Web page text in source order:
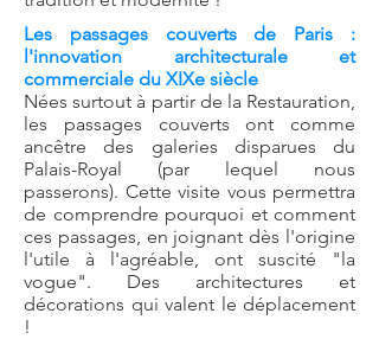
Les passages couverts de Paris :
l'innovation architecturale et
commerciale du XIXe siècle
Nées surtout à partir de la Restauration,
les passages couverts ont comme
ancêtre des galeries disparues du
Palais-Royal (par lequel nous
passerons). Cette visite vous permettra
de comprendre pourquoi et comment
ces passages, en joignant dès l'origine
l'utile à l'agréable, ont suscité "la
vogue". Des architectures et
décorations qui valent le déplacement
!